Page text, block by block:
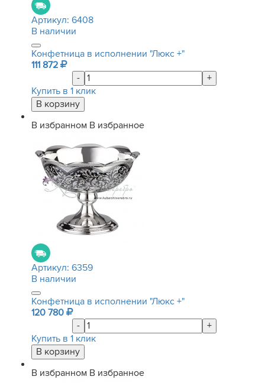
Артикул: 6408
В наличии
Конфетница в исполнении "Люкс +"
111 872
-
+
Купить в 1 клик
В избранном В избранное
Артикул: 6359
В наличии
Конфетница в исполнении "Люкс +"
120 780
-
+
Купить в 1 клик
В избранном В избранное